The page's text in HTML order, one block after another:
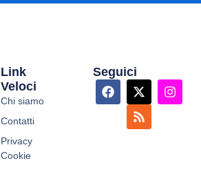
Link
Veloci
Chi siamo
Contatti
Privacy
Cookie
Seguici